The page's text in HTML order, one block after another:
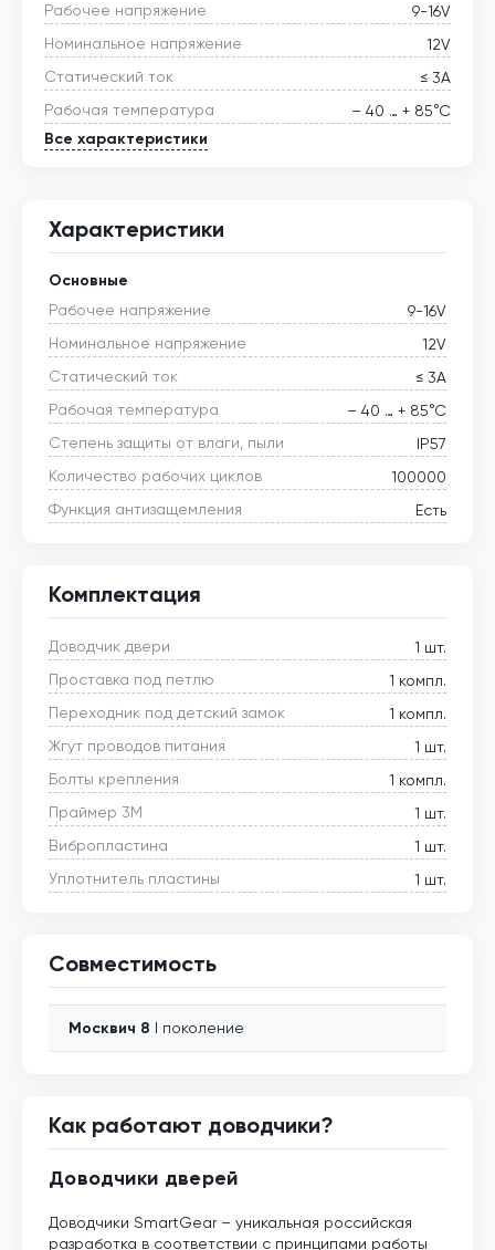
Рабочее напряжение
9-16V
Номинальное напряжение
12V
Статический ток
≤ 3А
Рабочая температура
– 40 … + 85°С
Все характеристики
Характеристики
Основные
Рабочее напряжение
9-16V
Номинальное напряжение
12V
Статический ток
≤ 3А
Рабочая температура
– 40 … + 85°С
Степень защиты от влаги, пыли
IP57
Количество рабочих циклов
100000
Функция антизащемления
Есть
Комплектация
Доводчик двери
1 шт.
Проставка под петлю
1 компл.
Переходник под детский замок
1 компл.
Жгут проводов питания
1 шт.
Болты крепления
1 компл.
Праймер 3М
1 шт.
Вибропластина
1 шт.
Уплотнитель пластины
1 шт.
Совместимость
Москвич 8 I поколение
Как работают доводчики?
Доводчики дверей
Доводчики SmartGear – уникальная российская
разработка в соответствии с принципами работы